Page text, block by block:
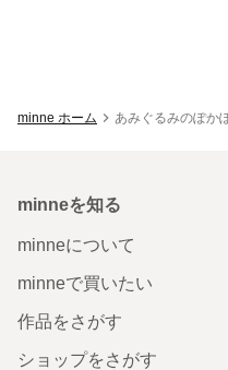
minne ホーム あみぐるみのぽか
minneを知る
minneについて
minneで買いたい
作品をさがす
ショップをさがす